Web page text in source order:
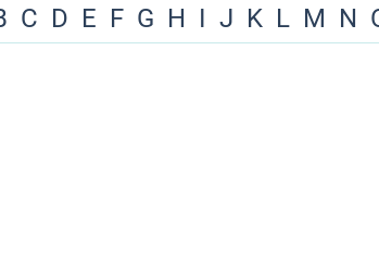
C D E F G H I J K L M N